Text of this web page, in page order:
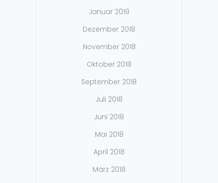
Januar 2019
Dezember 2018
November 2018
Oktober 2018
September 2018
Juli 2018
Juni 2018
Mai 2018
April 2018
März 2018